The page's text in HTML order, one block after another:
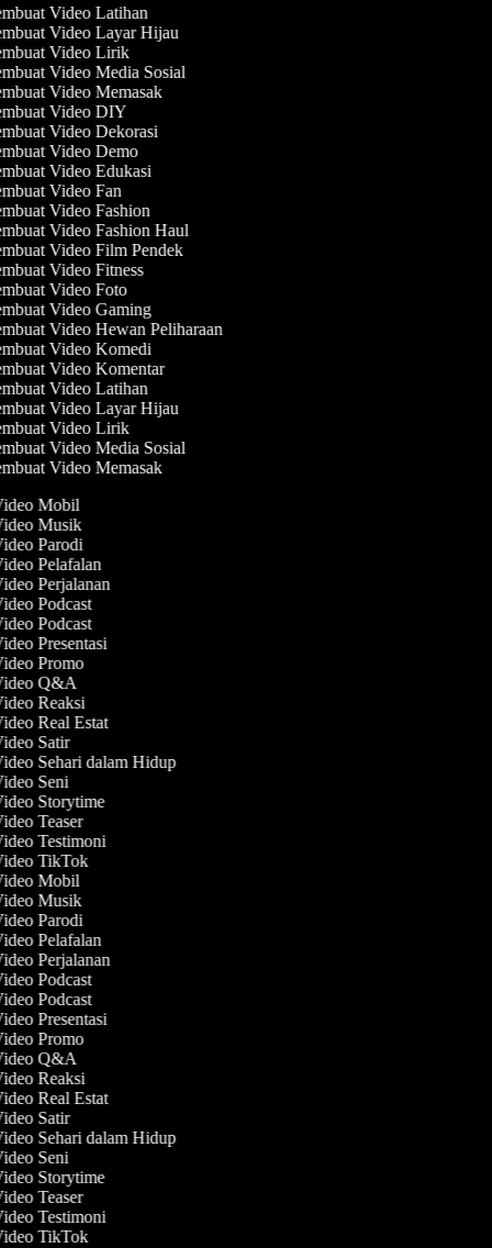
Video Latihan
Video Layar Hijau
Video Lirik
Video Media Sosial
Video Memasak
Video DIY
Video Dekorasi
Video Demo
Video Edukasi
Video Fan
Video Fashion
Video Fashion Haul
Video Film Pendek
Video Fitness
Video Foto
Video Gaming
Video Hewan Peliharaan
Video Komedi
Video Komentar
Video Latihan
Video Layar Hijau
Video Lirik
Video Media Sosial
Video Memasak
Mobil
Musik
Parodi
Pelafalan
Perjalanan
Podcast
Podcast
Presentasi
Promo
Q&A
Reaksi
Real Estat
Satir
Sehari dalam Hidup
Seni
Storytime
Teaser
Testimoni
TikTok
Mobil
Musik
Parodi
Pelafalan
Perjalanan
Podcast
Podcast
Presentasi
Promo
Q&A
Reaksi
Real Estat
Satir
Sehari dalam Hidup
Seni
Storytime
Teaser
Testimoni
TikTok